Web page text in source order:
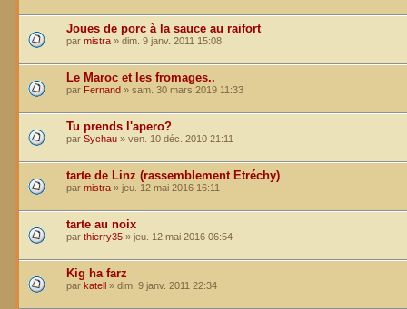
Joues de porc à la sauce au raifort
par mistra » dim. 9 janv. 2011 15:08
Le Maroc et les fromages..
par Fernand » sam. 30 mars 2019 11:33
Tu prends l'apero?
par Sychau » ven. 10 déc. 2010 21:11
tarte de Linz (rassemblement Etréchy)
par mistra » jeu. 12 mai 2016 16:11
tarte au noix
par thierry35 » jeu. 12 mai 2016 06:54
Kig ha farz
par katell » dim. 9 janv. 2011 22:34